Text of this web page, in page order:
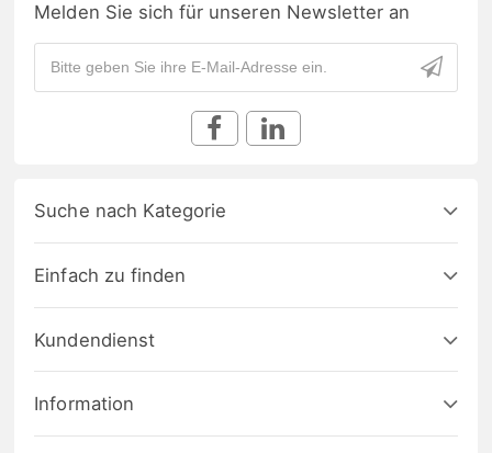
Melden Sie sich für unseren Newsletter an
Suche nach Kategorie
Einfach zu finden
Kundendienst
Information